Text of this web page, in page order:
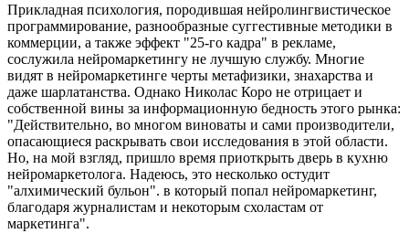
Прикладная психология, породившая нейролингвистическое
программирование, разнообразные суггестивные методики в
коммерции, а также эффект "25-го кадра" в рекламе,
сослужила нейромаркетингу не лучшую службу. Многие
видят в нейромаркетинге черты метафизики, знахарства и
даже шарлатанства. Однако Николас Коро не отрицает и
собственной вины за информационную бедность этого рынка:
"Действительно, во многом виноваты и сами производители,
опасающиеся раскрывать свои исследования в этой области.
Но, на мой взгляд, пришло время приоткрыть дверь в кухню
нейромаркетолога. Надеюсь, это несколько остудит
"алхимический бульон". в который попал нейромаркетинг,
благодаря журналистам и некоторым схоластам от
маркетинга".